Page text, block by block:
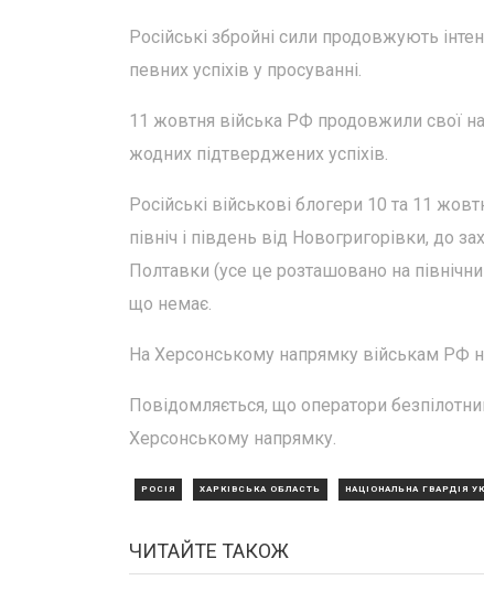
Російські збройні сили продовжують
певних успіхів у просуванні.
11 жовтня війська РФ продовжили свої
жодних підтверджених успіхів.
Російські військові блогери 10 та 11
північ і південь від Новогригорівки, до
Полтавки (усе це розташовано на
що немає.
На Херсонському напрямку військам РФ
Повідомляється, що оператори
Херсонському напрямку.
РОСІЯ ХАРКІВСЬКА ОБЛАСТЬ НАЦІОНАЛЬНА ГВАРДІЯ
ЧИТАЙТЕ ТАКОЖ